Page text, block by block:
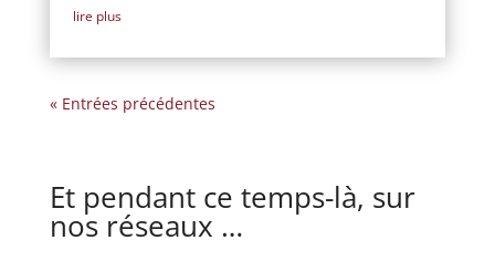
lire plus
« Entrées précédentes
Et pendant ce temps-là, sur
nos réseaux …